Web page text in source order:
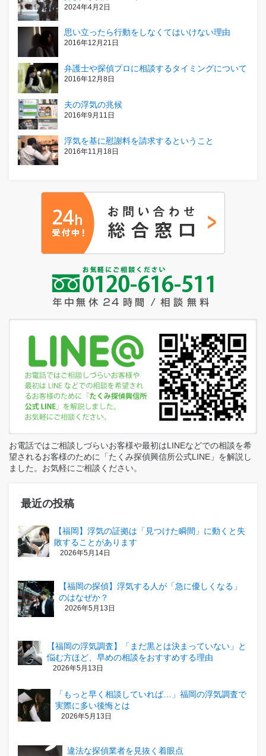
2024年4月2日
思い立ったら行動をしなくてはいけない理由
2016年12月21日
弁護士や探偵プロに相談するタイミングについて
2016年12月8日
夫の浮気の兆候
2016年9月11日
浮気を基に慰謝料を請求するということ
2016年11月18日
お電話ではご相談しづらいお客様や最初はLINEなどでの相談を希
望されるお客様のために「たくみ探偵興信所公式LINE」を解説し
ました。お気軽にご相談ください。
最近の投稿
【福岡】浮気の証拠は「見つけた瞬間」に動くと失
敗することがあります
2026年5月14日
【福岡の探偵】浮気する人が「急に優しくなる」
のはなぜか？
2026年5月13日
【福岡の浮気調査】「まだ黒とは決まっていない」と
悩む方ほど、早めの相談をおすすめする理由
2026年5月13日
「もっと早く相談していれば…」福岡の浮気調査で
実際に多い後悔とは
2026年5月13日
違法な探偵業者を見抜く着眼点